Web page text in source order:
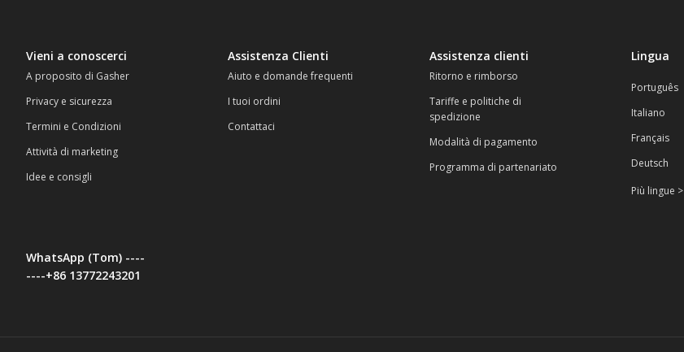
Vieni a conoscerci
A proposito di Gasher
Privacy e sicurezza
Termini e Condizioni
Attività di marketing
Idee e consigli
Assistenza Clienti
Aiuto e domande frequenti
I tuoi ordini
Contattaci
Assistenza clienti
Ritorno e rimborso
Tariffe e politiche di
spedizione
Modalità di pagamento
Programma di partenariato
Lingua
Português
Italiano
Français
Deutsch
Più lingue >
WhatsApp (Tom) ----
----+86 13772243201